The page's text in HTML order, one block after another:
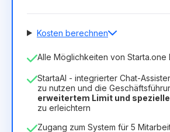
Kosten berechnen
Anzahl der Mitarbeiter
Dauer der Lizenz
12 Months(Rabatt -25%) Vorteilhaft
8.99€ 6.29€ /Monat
Alle Möglichkeiten von Starta.one
StartaAI - integrierter Chat-
zu nutzen und die
erweitertem Limit und
zu erleichtern
Zugang zum System für 5